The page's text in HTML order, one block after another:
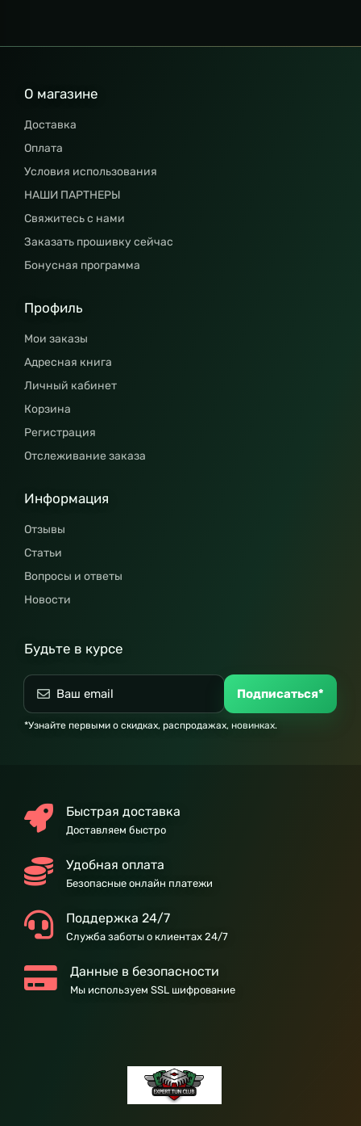
О магазине
Доставка
Оплата
Условия использования
НАШИ ПАРТНЕРЫ
Свяжитесь с нами
Заказать прошивку сейчас
Бонусная программа
Профиль
Мои заказы
Адресная книга
Личный кабинет
Корзина
Регистрация
Отслеживание заказа
Информация
Отзывы
Статьи
Вопросы и ответы
Новости
Будьте в курсе
Подписаться*
*Узнайте первыми о скидках, распродажах, новинках.
Быстрая доставка
Доставляем быстро
Удобная оплата
Безопасные онлайн платежи
Поддержка 24/7
Служба заботы о клиентах 24/7
Данные в безопасности
Мы используем SSL шифрование